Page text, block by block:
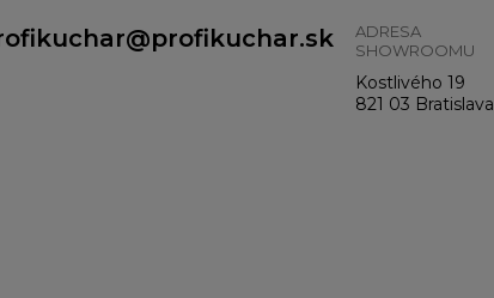
ADRESA
SHOWROOMU
Kostlivého 19
821 03 Bratislava